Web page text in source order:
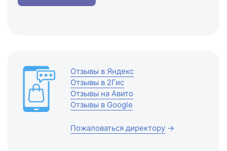
Отзывы в Яндекс
Отзывы в 2Гис
Отзывы на Авито
Отзывы в Google
Пожаловаться директору →